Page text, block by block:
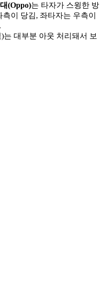
(Oppo)는 타자가 스윙한 방
이 당김, 좌타자는 우측이
)는 대부분 아웃 처리돼서 보